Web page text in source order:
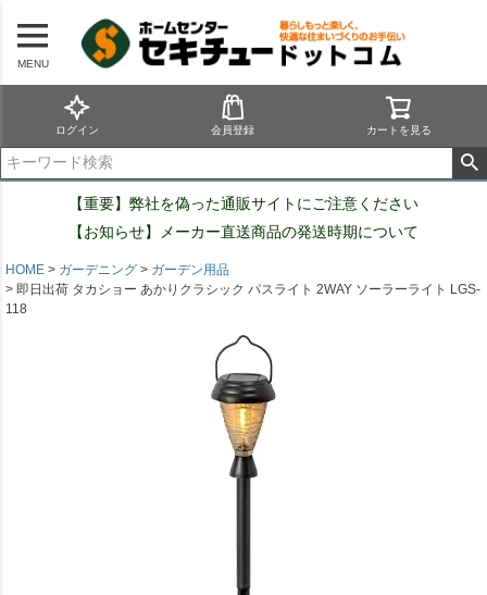
MENU
ログイン 会員登録 カートを見る
【重要】弊社を偽った通販サイトにご注意ください
【お知らせ】メーカー直送商品の発送時期について
HOME ガーデニング
ガーデン用品
即日出荷 タカショー あかりクラシック パスライト 2WAY ソーラーライト LGS-
118